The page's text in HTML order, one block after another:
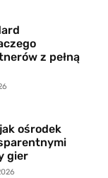
z pełną
ośrodek
gier